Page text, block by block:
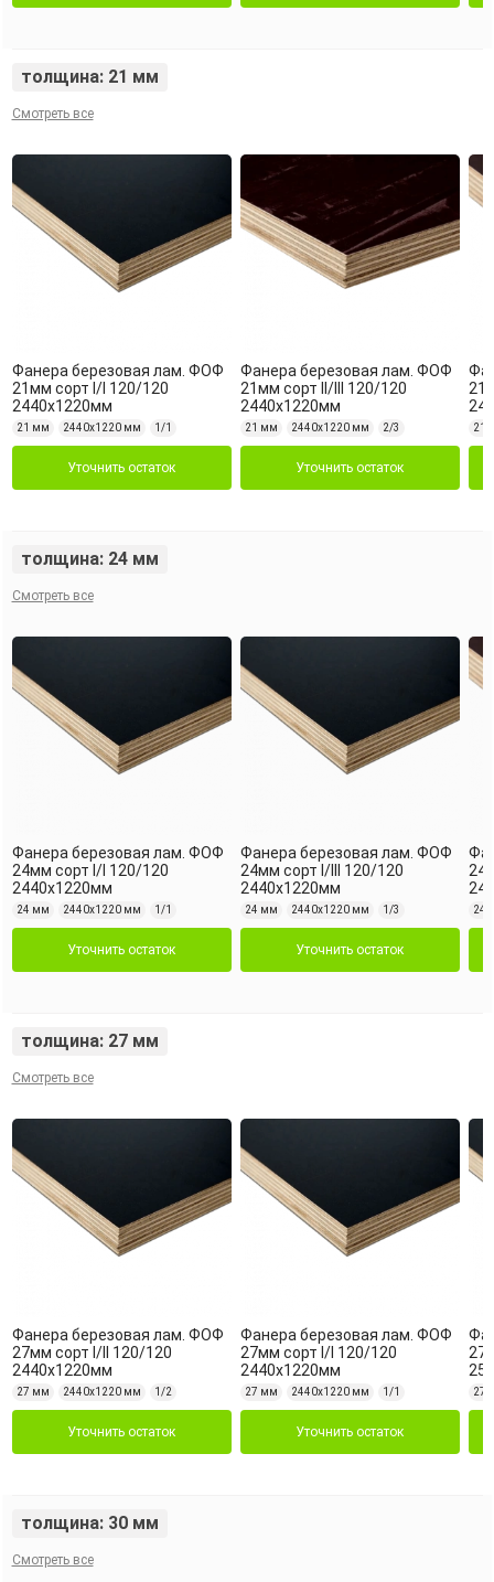
толщина: 21 мм
Смотреть все
Фанера березовая лам. ФОФ
21мм сорт I/I 120/120
2440х1220мм
21 мм 2440х1220 мм 1/1
Уточнить остаток
Фанера березовая лам. ФОФ
21мм сорт II/III 120/120
2440х1220мм
21 мм 2440х1220 мм 2/3
Уточнить остаток
21
толщина: 24 мм
Смотреть все
Фанера березовая лам. ФОФ
24мм сорт I/I 120/120
2440х1220мм
24 мм 2440х1220 мм 1/1
Уточнить остаток
Фанера березовая лам. ФОФ
24мм сорт I/III 120/120
2440х1220мм
24 мм 2440х1220 мм 1/3
Уточнить остаток
24
толщина: 27 мм
Смотреть все
Фанера березовая лам. ФОФ
27мм сорт I/II 120/120
2440х1220мм
27 мм 2440х1220 мм 1/2
Уточнить остаток
Фанера березовая лам. ФОФ
27мм сорт I/I 120/120
2440х1220мм
27 мм 2440х1220 мм 1/1
Уточнить остаток
27
толщина: 30 мм
Смотреть все